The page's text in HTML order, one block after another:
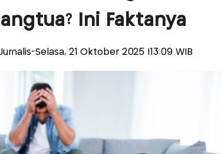
Ini Faktanya
Selasa, 21 Oktober 2025 |13:09 WIB